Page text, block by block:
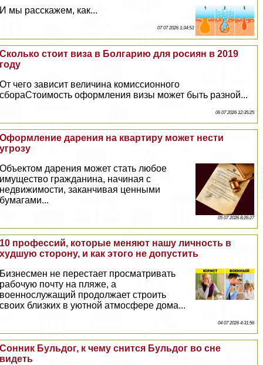
И мы расскажем, как...
07 07 2026 1:34:53
Сколько стоит виза в Болгарию для росиян в 2019
году
От чего зависит величина комиссионного
сбораСтоимость оформления визы может быть разной...
06 07 2026 12:35:25
Оформление дарения на квартиру может нести
угрозу
Объектом дарения может стать любое
имущество гражданина, начиная с
недвижимости, заканчивая ценными
бумагами...
05 07 2026 8:26:27
10 профессий, которые меняют нашу личность в
худшую сторону, и как этого не допустить
Бизнесмен не перестает просматривать
рабочую почту на пляже, а
военнослужащий продолжает строить
своих близких в уютной атмосфере дома...
04 07 2026 4:31:56
Сонник Бульдог, к чему снится Бульдог во сне
видеть